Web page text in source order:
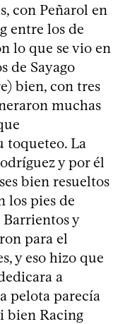
con Peñarol en
entre los de
lo que se vio en
de Sayago
bien, con tres
muchas
toqueteo. La
y por él
bien resueltos
los pies de
y
para el
y eso hizo que
a
pelota parecía
bien Racing